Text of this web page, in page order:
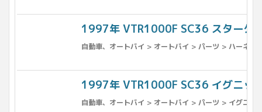
1997年 VTR1000F SC36 スタータ
自動車、オートバイ > オートバイ > パーツ > ハーネス
1997年 VTR1000F SC36 イグニッ
自動車、オートバイ > オートバイ > パーツ > イグニッ